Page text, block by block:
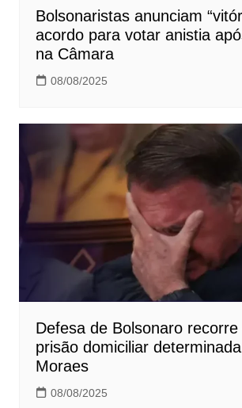
Bolsonaristas anunciam
acordo para votar anistia
na Câmara
08/08/2025
Defesa de Bolsonaro
prisão domiciliar
Moraes
08/08/2025